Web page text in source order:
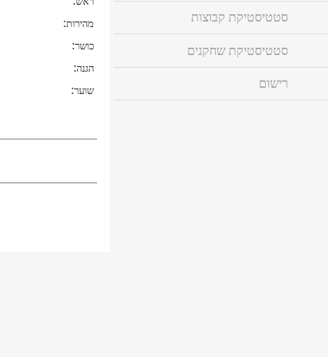
מהירות:
כושר:
הגנה:
שוער:
סטטיסטיקת קבוצות
סטטיסטיקת שחקנים
רישום